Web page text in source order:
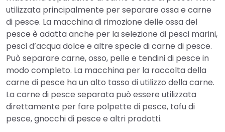
utilizzata principalmente per separare ossa e carne
di pesce. La macchina di rimozione delle ossa del
pesce è adatta anche per la selezione di pesci marini,
pesci d’acqua dolce e altre specie di carne di pesce.
Può separare carne, osso, pelle e tendini di pesce in
modo completo. La macchina per la raccolta della
carne di pesce ha un alto tasso di utilizzo della carne.
La carne di pesce separata può essere utilizzata
direttamente per fare polpette di pesce, tofu di
pesce, gnocchi di pesce e altri prodotti.